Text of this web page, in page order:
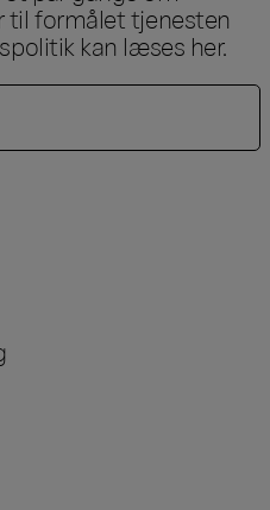
til formålet tjenesten
kan læses her.